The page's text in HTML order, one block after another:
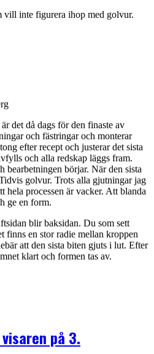
vill inte figurera ihop med golvur.
är det då dags för den finaste av
och fästringar och monterar
efter recept och justerar det sista
och alla redskap läggs fram.
bearbetningen börjar. När den sista
golvur. Trots alla gjutningar jag
hela processen är vacker. Att blanda
ge en form.
blir baksidan. Du som sett
finns en stor radie mellan kroppen
att den sista biten gjuts i lut. Efter
klart och formen tas av.
på 3.